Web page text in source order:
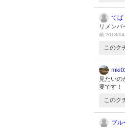
てば
リメンバ
稿:2018/
このク
見たいの
要です！
このク
ブル